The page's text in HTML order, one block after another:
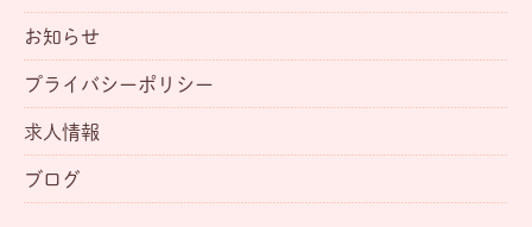
お知らせ
プライバシーポリシー
求人情報
ブログ